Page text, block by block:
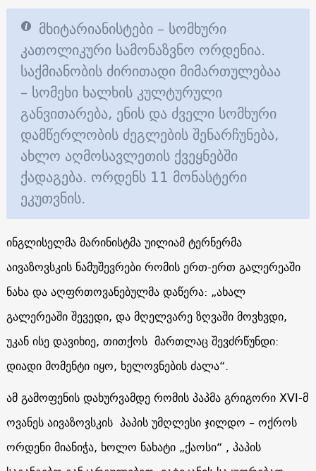
მხიტარიანისტები – სომხური
კათოლიკური სამონაზვნო ორდენია.
საქმიანობის ძირითადი მიმართულებაა
– სომეხი ხალხის კულტურული
განვითარება, ენის და ძველი სომხური
დამწერლობის ძეგლების შენარჩუნება,
ახლო აღმოსავლეთის ქვეყნებში
ქადაგება. ორდენს 11 მონასტერი
ეკუთვნის.
ინგლისელმა მარინისტმა უილიამ ტერნერმა
აივაზოვსკის ნამუშევრები რომის ერთ-ერთ გალერეაში
ნახა და აღფრთოვანებულმა დაწერა: „ახალ
გალერეაში შევედი, და მღელვარე ზღვაში მოვხვდი,
უკან ისე დავიხიე, თითქოს მართლაც შევძრწუნდი:
დიადი მომენტი იყო, ხელოვნების ძალა“.
ამ გამოფენის დახურვამდე რომის პაპმა გრიგორი XVI-მ
ოვანეს აივაზოვსკის პაპის უმღლესი ჯილდო – ოქროს
ორდენი მიანიჭა, ხოლო ნახატი „ქაოსი“ , პაპის